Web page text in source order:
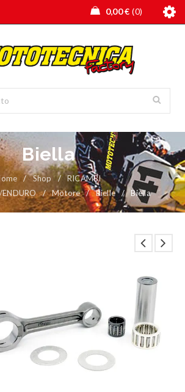
0,00€ 0
Biella
/ Shop /
RICAMBI
/ Motore / Bielle / Biella